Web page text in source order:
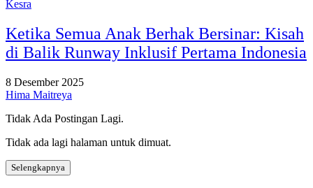
Kesra
Ketika Semua Anak Berhak Bersinar: Kisah
di Balik Runway Inklusif Pertama Indonesia
8 Desember 2025
Hima Maitreya
Tidak Ada Postingan Lagi.
Tidak ada lagi halaman untuk dimuat.
Selengkapnya